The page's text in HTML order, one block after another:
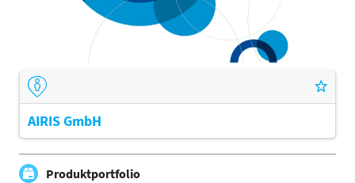
AIRIS GmbH
Produktportfolio